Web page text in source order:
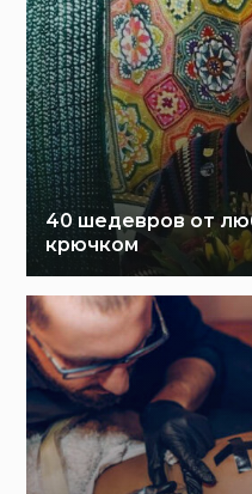
40 шедевров от
крючком